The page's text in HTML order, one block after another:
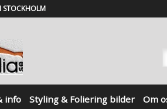
STOCKHOLM
info Styling & Foliering bilder Om